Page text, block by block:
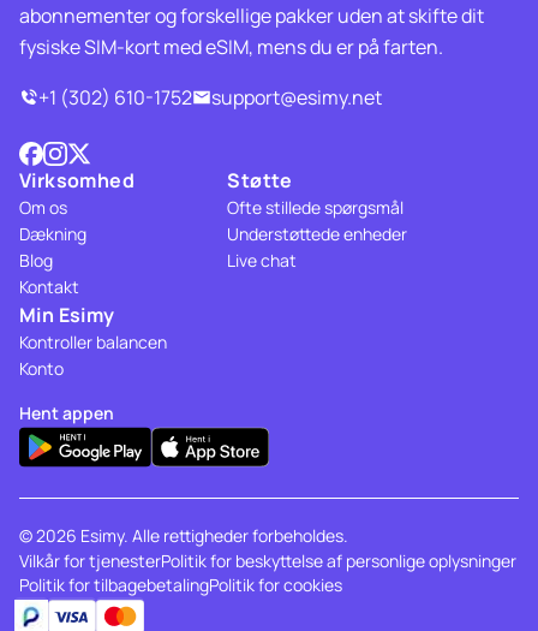
abonnementer og forskellige pakker uden at skifte dit
fysiske SIM-kort med eSIM, mens du er på farten.
+1 (302) 610-1752
support@esimy.net
Virksomhed
Om os
Dækning
Blog
Kontakt
Støtte
Ofte stillede spørgsmål
Understøttede enheder
Live chat
Min Esimy
Kontroller balancen
Konto
Hent appen
© 2026 Esimy. Alle rettigheder forbeholdes.
Vilkår for tjenesterPolitik for beskyttelse af personlige oplysninger
Politik for tilbagebetalingPolitik for cookies